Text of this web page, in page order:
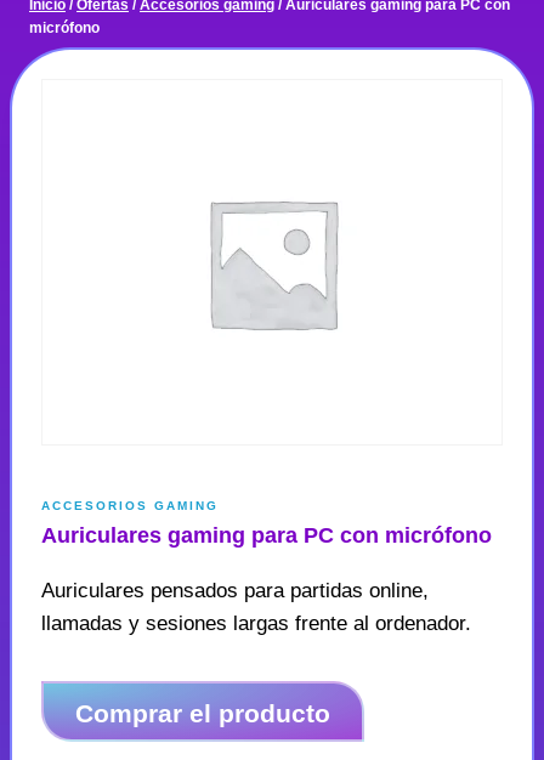
Inicio / Ofertas / Accesorios gaming / Auriculares gaming para PC con
micrófono
ACCESORIOS GAMING
Auriculares gaming para PC con micrófono
Auriculares pensados para partidas online,
llamadas y sesiones largas frente al ordenador.
Comprar el producto